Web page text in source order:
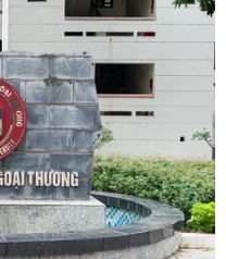
tại Kiev ngày 24/2/2022.
tử quốc tế (IAEA)
tập một cuộc họp bất
đốc của cơ quan này